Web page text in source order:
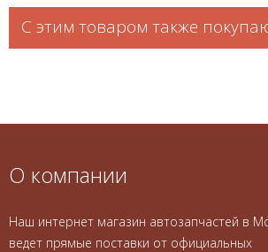
С этим товаром также
О компании
Наш интернет магазин автозапчастей в
ведет прямые поставки от официальных